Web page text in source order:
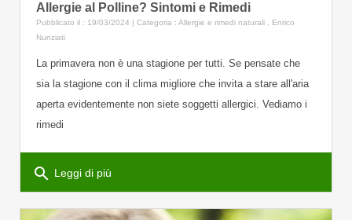
Allergie al Polline? Sintomi e Rimedi
Pubblicato il : 19/03/2024 | Categoria : Allergie e rimedi naturali , Enrico
Nunziati
La primavera non è una stagione per tutti. Se pensate che
sia la stagione con il clima migliore che invita a stare all'aria
aperta evidentemente non siete soggetti allergici. Vediamo i
rimedi
search Leggi di più